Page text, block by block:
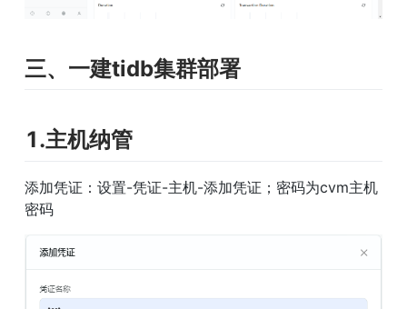
三、一建tidb集群部署
1.主机纳管
添加凭证：设置-凭证-主机-添加凭证；密码为cvm主机
密码